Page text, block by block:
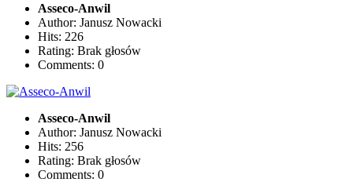
Asseco-Anwil
Author: Janusz Nowacki
Hits: 226
Rating: Brak głosów
Comments: 0
Asseco-Anwil
Author: Janusz Nowacki
Hits: 256
Rating: Brak głosów
Comments: 0